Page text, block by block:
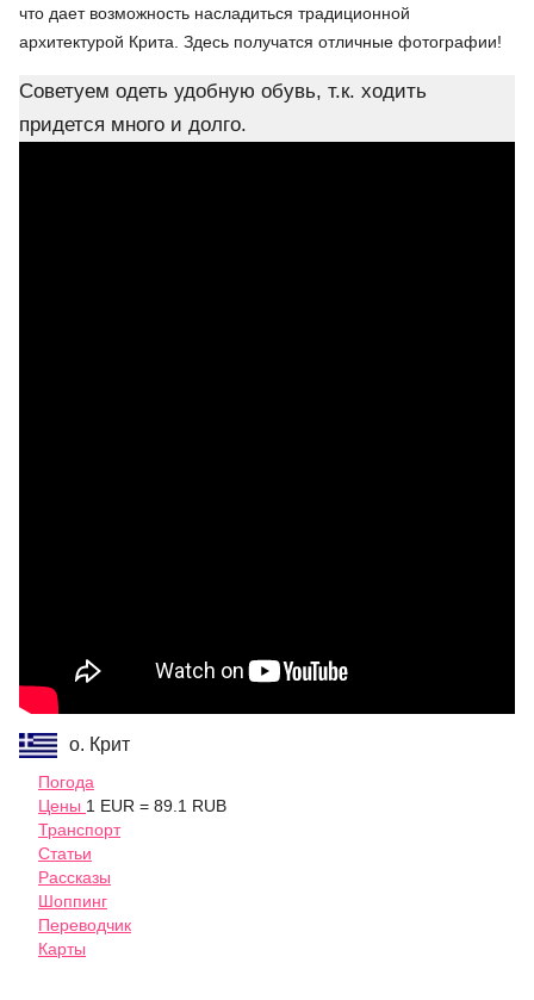
что дает возможность насладиться традиционной
архитектурой Крита. Здесь получатся отличные фотографии!
Советуем одеть удобную обувь, т.к. ходить
придется много и долго.
о. Крит
Погода
Цены 1 EUR = 89.1 RUB
Транспорт
Статьи
Рассказы
Шоппинг
Переводчик
Карты